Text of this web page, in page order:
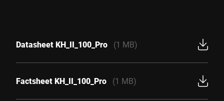
Datasheet KH_II_100_Pro (1 MB)
Factsheet KH_II_100_Pro (1 MB)